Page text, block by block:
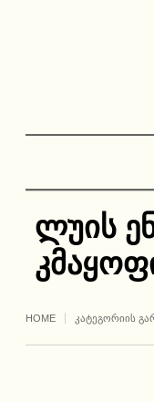
ლუის
HOME ᲙᲐᲢᲔᲒᲝᲠᲘᲘᲡ